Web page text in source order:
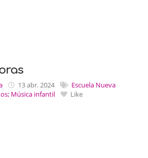
13 abr. 2024
Escuela Nueva
Música infantil
Like